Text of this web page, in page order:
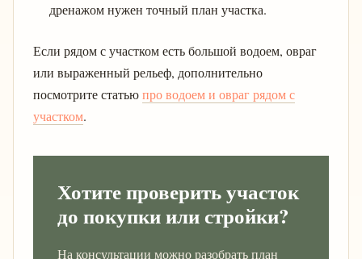
дренажом нужен точный план участка.
Если рядом с участком есть большой водоем, овраг
или выраженный рельеф, дополнительно
посмотрите статьюпро водоем и овраг рядом с
участком.
Хотите проверить участок
до покупки или стройки?
На консультации можно разобрать план